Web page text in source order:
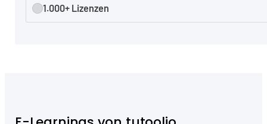
1.000+ Lizenzen